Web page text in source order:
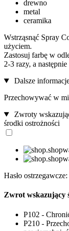
drewno
metal
ceramika
Wstrząsnąć Spray
użyciem.
Zastosuj farbę w
2-3 razy, a
Dalsze
Przechowywać w
Zwroty
środki ostrożności
Hasło
Zwrot wskazujący
P102 -
P210 -